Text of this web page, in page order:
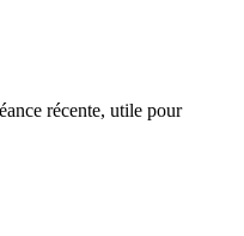
récente, utile pour